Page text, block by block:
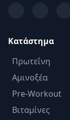
Κατάστημα
Πρωτεΐνη
Αμινοξέα
Pre-Workout
Βιταμίνες